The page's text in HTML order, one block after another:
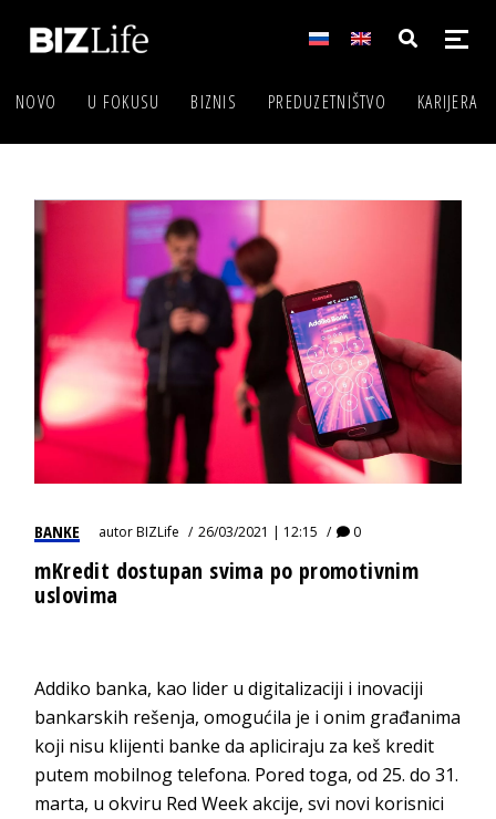
NOVO U FOKUSU BIZNIS PREDUZETNIŠTVO KARIJERA
BANKE autorBIZLife 26/03/2021 | 12:15 0
mKredit dostupan svima po promotivnim
uslovima
Addiko banka, kao lider u digitalizaciji i inovaciji
bankarskih rešenja, omogućila je i onim građanima
koji nisu klijenti banke da apliciraju za keš kredit
putem mobilnog telefona. Pored toga, od 25. do 31.
marta, u okviru Red Week akcije, svi novi korisnici